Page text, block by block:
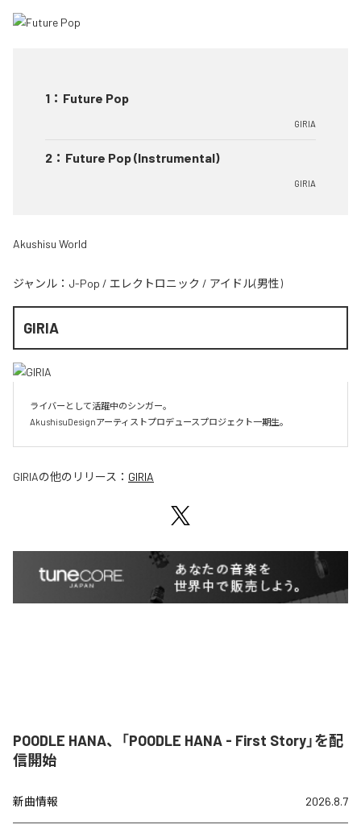
1 ： Future Pop
GIRIA
2 ： Future Pop (Instrumental)
GIRIA
Akushisu World
ジャンル： J-Pop / エレクトロニック / アイドル(男性)
GIRIA
ライバーとして活躍中のシンガー。
AkushisuDesignアーティストプロデュースプロジェクト一期生。
GIRIAの他のリリース： GIRIA
POODLE HANA、「POODLE HANA - First Story」を配
信開始
新曲情報 2026.8.7